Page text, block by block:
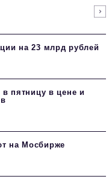
на 23 млрд рублей
в пятницу в цене и
на Мосбирже